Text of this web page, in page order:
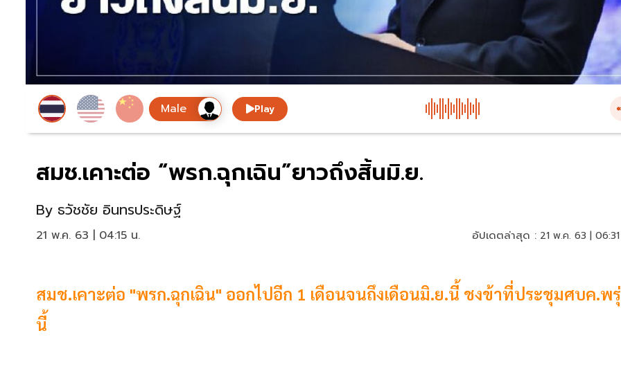
Play
สมช.เคาะต่อ “พรก.ฉุกเฉิน”ยาวถึงสิ้นมิ.ย.
By ธวัชชัย อินทรประดิษฐ์
21 พ.ค. 63 | 04:15 น. อัปเดตล่าสุด : 21 พ.ค. 63 |
สมช.เคาะต่อ "พรก.ฉุกเฉิน" ออกไปอีก 1 เดือนจนถึงเดือนมิ.ย.นี้ ชงข้าที่ประชุมศบค.พ
นี้